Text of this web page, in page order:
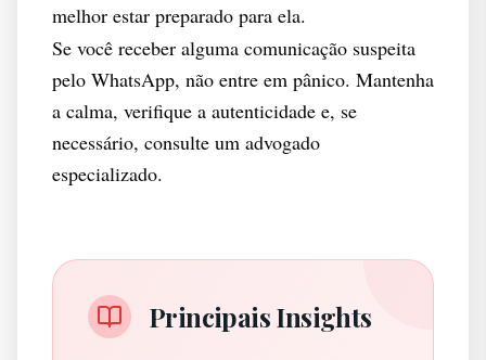
melhor estar preparado para ela.
Se você receber alguma comunicação suspeita
pelo WhatsApp, não entre em pânico. Mantenha
a calma, verifique a autenticidade e, se
necessário, consulte um advogado
especializado.
Principais Insights